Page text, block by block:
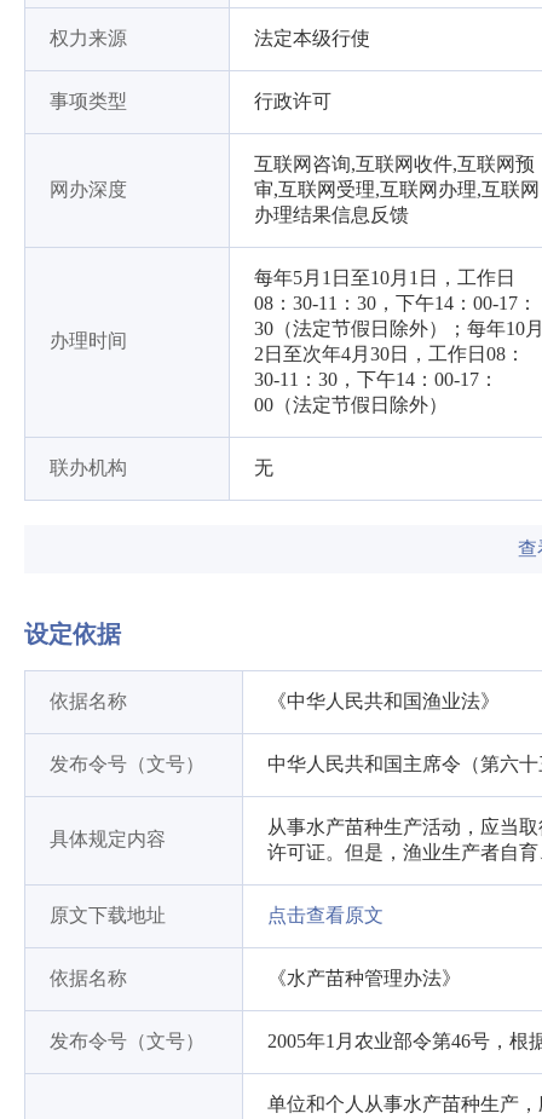
权力来源 法定本级行使
事项类型 行政许可
网办深度
互联网咨询,互联网收件,互联网预
审,互联网受理,互联网办理,互联网
办理结果信息反馈
办理时间
每年5月1日至10月1日，工作日
08：30-11：30，下午14：00-17：
30（法定节假日除外）；每年10
2日至次年4月30日，工作日08：
30-11：30，下午14：00-17：
00（法定节假日除外）
联办机构 无
查
设定依据
依据名称 《中华人民共和国渔业法》
发布令号（文号） 中华人民共和国主席令（第六
具体规定内容
从事水产苗种生产活动，应当
许可证。但是，渔业生产者自
原文下载地址 点击查看原文
依据名称 《水产苗种管理办法》
发布令号（文号） 2005年1月农业部令第46号，根
单位和个人从事水产苗种生产